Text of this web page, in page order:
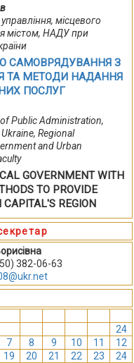
місцевого
містом, НАДУ при
САМОВРЯДУВАННЯ З
ТА МЕТОДИ НАДАННЯ
ПОСЛУГ
Public Administration,
Regional
and Urban
GOVERNMENT WITH
TO PROVIDE
CAPITAL'S REGION
382-06-63
24
7 8 9 10 11
12
19 20 21 22 23
24